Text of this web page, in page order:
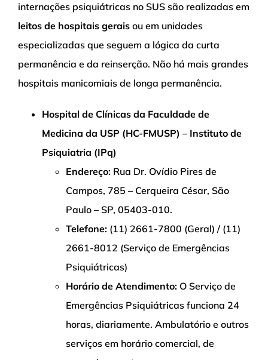
internações psiquiátricas no SUS são realizadas em
leitos de hospitais gerais ou em unidades
especializadas que seguem a lógica da curta
permanência e da reinserção. Não há mais grandes
hospitais manicomiais de longa permanência.
Hospital de Clínicas da Faculdade de
Medicina da USP (HC-FMUSP) – Instituto de
Psiquiatria (IPq)
Endereço: Rua Dr. Ovídio Pires de
Campos, 785 – Cerqueira César, São
Paulo – SP, 05403-010.
Telefone: (11) 2661-7800 (Geral) / (11)
2661-8012 (Serviço de Emergências
Psiquiátricas)
Horário de Atendimento: O Serviço de
Emergências Psiquiátricas funciona 24
horas, diariamente. Ambulatório e outros
serviços em horário comercial, de